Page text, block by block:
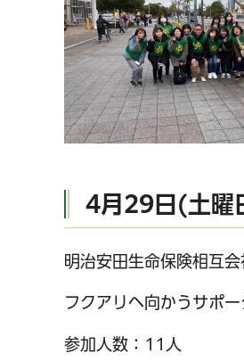
4月29日(土曜
明治安田生命保険相互
フクアリヘ向かうサポ
参加人数：11人